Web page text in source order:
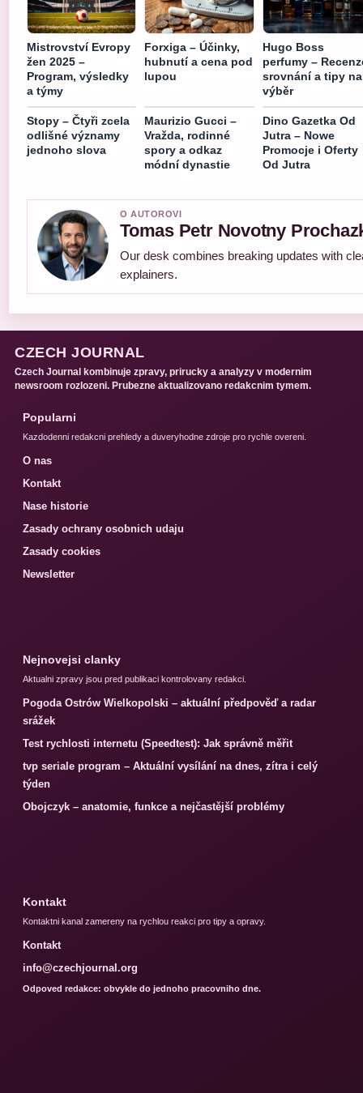
Mistrovství Evropy
žen 2025 –
Program, výsledky
a týmy
Forxiga – Účinky,
hubnutí a cena pod
lupou
Hugo Boss
perfumy –
srovnání a tipy na
výběr
Stopy – Čtyři zcela
odlišné významy
jednoho slova
Maurizio Gucci –
Vražda, rodinné
spory a odkaz
módní dynastie
Dino Gazetka Od
Jutra – Nowe
Promocje i Oferty
Od Jutra
O AUTOROVI
Tomas Petr Novotny
Our desk combines breaking updates with
explainers.
CZECH JOURNAL
Czech Journal kombinuje zpravy, prirucky a analyzy v modernim
newsroom rozlozeni. Prubezne aktualizovano redakcnim tymem.
Popularni
Kazdodenni redakcni prehledy a duveryhodne zdroje pro rychle overeni.
O nas
Kontakt
Nase historie
Zasady ochrany osobnich udaju
Zasady cookies
Newsletter
Nejnovejsi clanky
Aktualni zpravy jsou pred publikaci kontrolovany redakci.
Pogoda Ostrów Wielkopolski – aktuální předpověď a radar
srážek
Test rychlosti internetu (Speedtest): Jak správně měřit
tvp seriale program – Aktuální vysílání na dnes, zítra i celý
týden
Obojczyk – anatomie, funkce a nejčastější problémy
Kontakt
Kontaktni kanal zamereny na rychlou reakci pro tipy a opravy.
Kontakt
info@czechjournal.org
Odpoved redakce: obvykle do jednoho pracovniho dne.